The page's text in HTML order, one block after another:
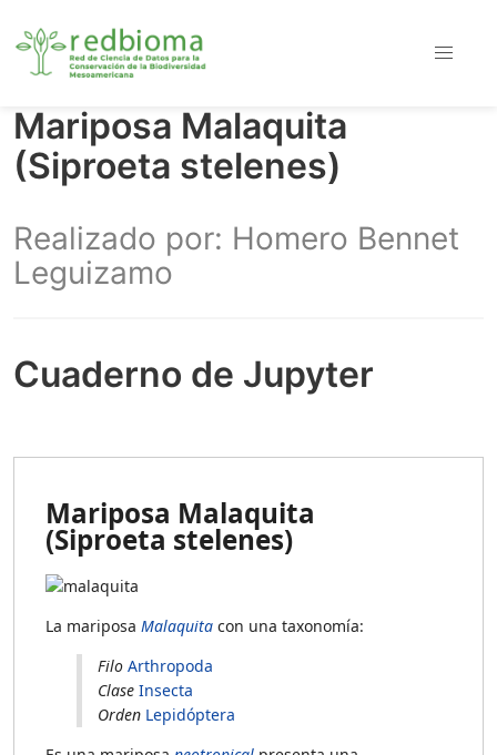
Mariposa Malaquita
(Siproeta stelenes)
Realizado por: Homero Bennet
Leguizamo
Cuaderno de Jupyter